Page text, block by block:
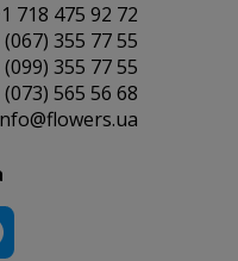
718 475 92 72
(067) 355 77 55
(099) 355 77 55
(073) 565 56 68